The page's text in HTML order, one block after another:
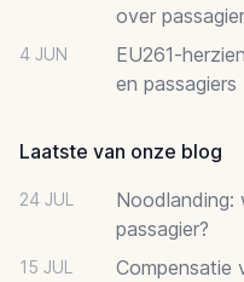
over
4 JUN
EU261-
en
Laatste van onze blog
24 JUL
Noodlanding:
passagier?
15 JUL
Compensatie